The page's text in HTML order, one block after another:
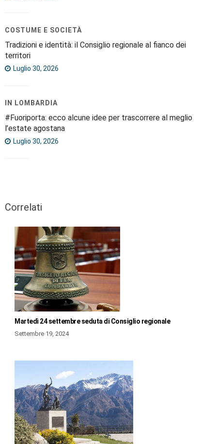
COSTUME E SOCIETÀ
Tradizioni e identità: il Consiglio regionale al fianco dei
territori
Luglio 30, 2026
IN LOMBARDIA
#Fuoriporta: ecco alcune idee per trascorrere al meglio
l’estate agostana
Luglio 30, 2026
Correlati
Martedì 24 settembre seduta di Consiglio regionale
Settembre 19, 2024